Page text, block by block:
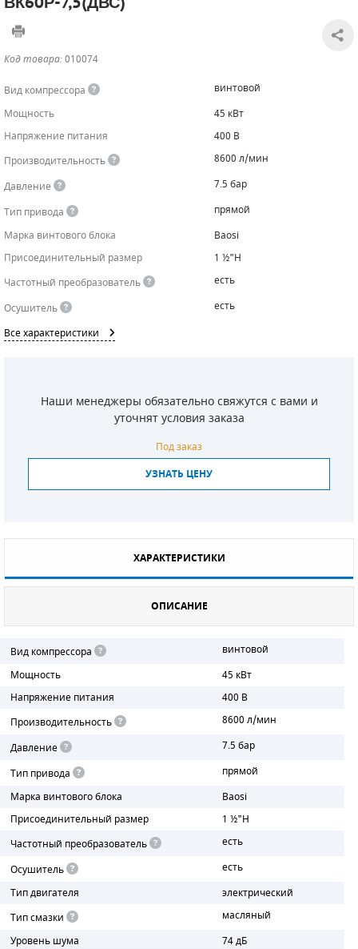
Код товара:010074
Вид компрессора
винтовой
Мощность
45 кВт
Напряжение питания
400 В
Производительность
8600 л/мин
Давление
7.5 бар
Тип привода
прямой
Марка винтового блока
Baosi
Присоединительный размер
1 ½"H
Частотный преобразователь
есть
Осушитель
есть
Все характеристики
Наши менеджеры обязательно свяжутся с вами и
уточнят условия заказа
Под заказ
УЗНАТЬ ЦЕНУ
ХАРАКТЕРИСТИКИ
ОПИСАНИЕ
Вид компрессора
винтовой
Мощность
45 кВт
Напряжение питания
400 В
Производительность
8600 л/мин
Давление
7.5 бар
Тип привода
прямой
Марка винтового блока
Baosi
Присоединительный размер
1 ½"H
Частотный преобразователь
есть
Осушитель
есть
Тип двигателя
электрический
Тип смазки
масляный
Уровень шума
74 дБ
САДОВАЯ ТЕХНИКА
ЧИЛЛЕРЫ
КАНАЛИЗАЦИОННЫЕ НАСОСЫ
БЕНЗИНОВЫЕ МОТОПОМПЫ
ТАЛИ И ТЕЛЬФЕРЫ
ОСВЕТИТЕЛЬНЫЕ МАЧТЫ
КОНТРОЛЛЕРЫ (БЛОКИ УПРАВЛЕНИЯ)
ПРЕДОХРАНИТЕЛЬНЫЕ КЛАПАНЫ
ОБРАТНЫЕ КЛАПАНЫ
РЕЛЕ ДАВЛЕНИЯ ДЛЯ ДЛЯ КОМПРЕССОРОВ
ДАТЧИКИ
РУКАВА ВЫСОКОГО ДАВЛЕНИЯ (РВД)
ЗАПЧАСТИ ДЛЯ ВИНТОВЫХ КОМПРЕССОРОВ
ФИЛЬТРОВ
ДИЗЕЛЬНЫЕ ДВИГАТЕЛИ
ДЕТАЛИ ДВС
МОТОРНОЕ МАСЛО
РАДИАТОРЫ
ПОРШНЕВЫЕ БЛОКИ
ДЕТАЛИ СПИРАЛЬНЫХ КОМПРЕССОРОВ
ДЕТАЛИ ПОГРУЖНЫХ НАСОСОВ
ШЛАНГИ ДЛЯ МОТОПОМП